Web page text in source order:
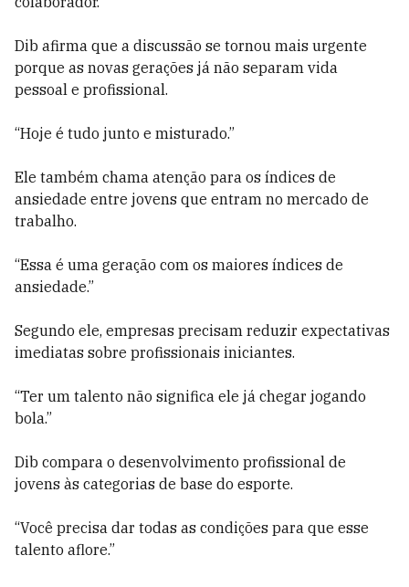
Dib afirma que a discussão se tornou mais urgente
porque as novas gerações já não separam vida
pessoal e profissional.
“Hoje é tudo junto e misturado.”
Ele também chama atenção para os índices de
ansiedade entre jovens que entram no mercado de
trabalho.
“Essa é uma geração com os maiores índices de
ansiedade.”
Segundo ele, empresas precisam reduzir expectativas
imediatas sobre profissionais iniciantes.
“Ter um talento não significa ele já chegar jogando
bola.”
Dib compara o desenvolvimento profissional de
jovens às categorias de base do esporte.
“Você precisa dar todas as condições para que esse
talento aflore.”